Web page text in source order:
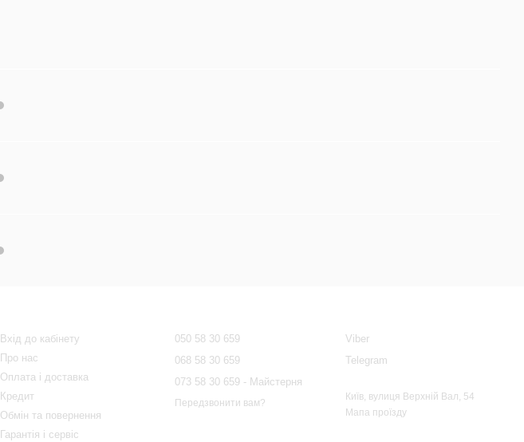
Вхід до кабінету
Про нас
Оплата і доставка
Кредит
Обмін та повернення
Гарантія і сервіс
050 58 30 659
068 58 30 659
073 58 30 659 - Майстерня
Передзвонити вам?
Viber
Telegram
Київ, вулиця Верхній Вал, 54
Мапа проїзду